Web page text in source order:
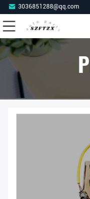
3036851288@qq.com